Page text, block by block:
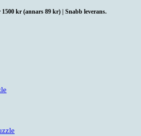
kr (annars 89 kr) | Snabb leverans.